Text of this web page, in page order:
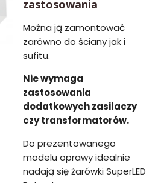
zastosowania
Można ją zamontować
zarówno do ściany jak i
sufitu.
Nie wymaga
zastosowania
dodatkowych zasilaczy
czy transformatorów.
Do prezentowanego
modelu oprawy idealnie
nadają się żarówki SuperLED